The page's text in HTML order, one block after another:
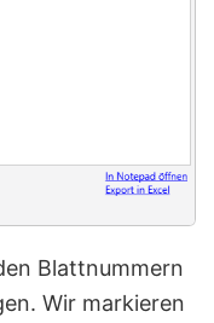
Blattnummern
Wir markieren